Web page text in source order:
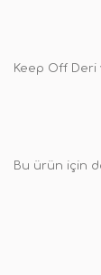
Keep Off Deri
Bu ürün için